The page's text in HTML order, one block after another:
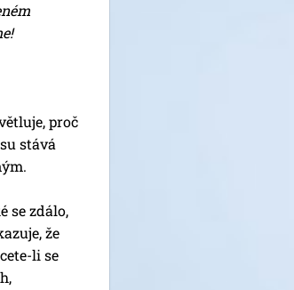
proč
stává
se zdálo,
že
li se